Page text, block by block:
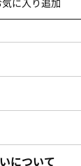
について